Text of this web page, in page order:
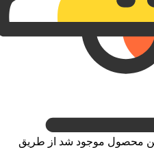
شد از طریق